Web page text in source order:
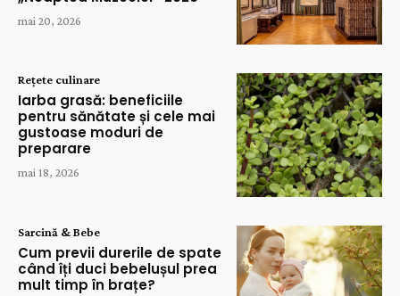
mai 20, 2026
Rețete culinare
Iarba grasă: beneficiile
pentru sănătate și cele mai
gustoase moduri de
preparare
mai 18, 2026
Sarcină & Bebe
Cum previi durerile de spate
când îți duci bebelușul prea
mult timp în brațe?